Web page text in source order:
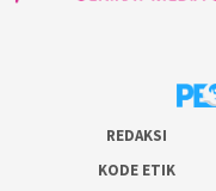
REDAKSI
KODE ETIK